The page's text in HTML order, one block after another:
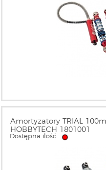
Amortyzatory TRIAL
HOBBYTECH 1801001
Dostępna ilość: